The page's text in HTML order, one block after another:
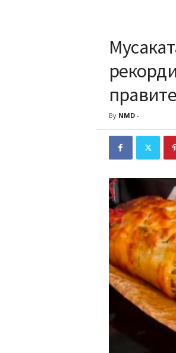
By NMD-